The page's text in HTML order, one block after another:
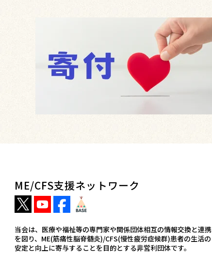
ME/CFS支援ネットワーク
当会は、医療や福祉等の専門家や関係団体相互の情報交換と連携
を図り、ME(筋痛性脳脊髄炎)/CFS(慢性疲労症候群)患者の生活の
安定と向上に寄与することを目的とする非営利団体です。